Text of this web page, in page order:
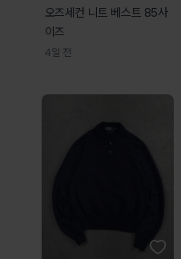
오즈세컨 니트 베스트 85사
이즈
4일 전